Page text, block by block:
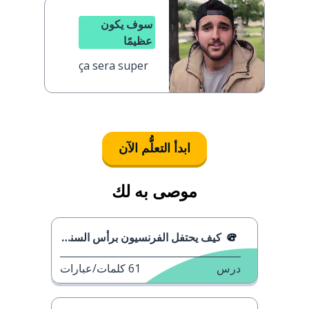
سوف يكون
عظيمًا
ça sera super
ابدأ التعلُّم الآن
موصى به لك
كيف يحتفل الفرنسيون برأس السنة هذا العام
درس 61كلمات/عبارات